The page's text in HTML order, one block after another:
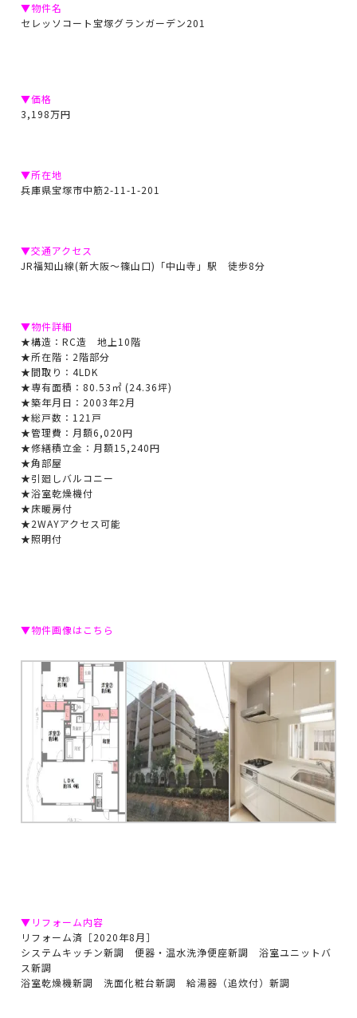
▼物件名
セレッソコート宝塚グランガーデン201
▼価格
3,198万円
▼所在地
兵庫県宝塚市中筋2-11-1-201
▼交通アクセス
JR福知山線(新大阪～篠山口)「中山寺」駅 徒歩8分
▼物件詳細
★構造：RC造 地上10階
★所在階：2階部分
★間取り： 4LDK
★専有面積：80.53㎡ (24.36坪)
★築年月日：2003年2月
★総戸数：121戸
★管理費：月額6,020円
★修繕積立金：月額15,240円
★角部屋
★引廻しバルコニー
★浴室乾燥機付
★床暖房付
★2WAYアクセス可能
★照明付
▼物件画像はこちら
▼リフォーム内容
リフォーム済［2020年8月］
システムキッチン新調 便器・温水洗浄便座新調 浴室ユニットバ
ス新調
浴室乾燥機新調 洗面化粧台新調 給湯器（追炊付）新調